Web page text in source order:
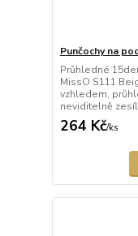
Punčochy na
Průhledné
MissO S111
vzhledem,
neviditelně
264 Kč/ks